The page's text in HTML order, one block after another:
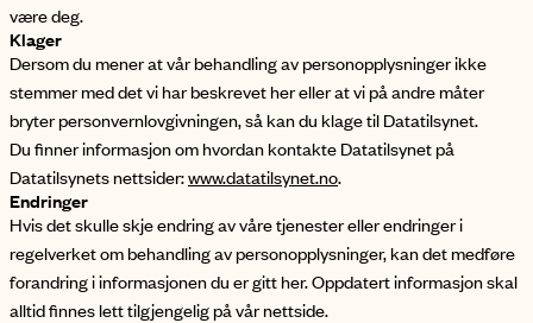
være deg.
Klager
Dersom du mener at vår behandling av personopplysninger ikke
stemmer med det vi har beskrevet her eller at vi på andre måter
bryter personvernlovgivningen, så kan du klage til Datatilsynet.
Du finner informasjon om hvordan kontakte Datatilsynet på
Datatilsynets nettsider:www.datatilsynet.no.
Endringer
Hvis det skulle skje endring av våre tjenester eller endringer i
regelverket om behandling av personopplysninger, kan det medføre
forandring i informasjonen du er gitt her. Oppdatert informasjon skal
alltid finnes lett tilgjengelig på vår nettside.